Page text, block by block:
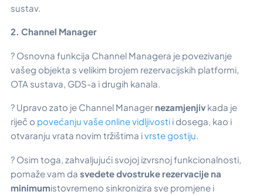
sustav.
2. Channel Manager
? Osnovna funkcija Channel Managera je povezivanje
vašeg objekta s velikim brojem rezervacijskih platformi,
OTA sustava, GDS-a i drugih kanala.
? Upravo zato je Channel Manager nezamjenjiv kada je
riječ o povećanju vaše online vidljivosti i dosega, kao i
otvaranju vrata novim tržištima ivrste gostiju.
? Osim toga, zahvaljujući svojoj izvrsnoj funkcionalnosti,
pomaže vam da svedete dvostruke rezervacije na
minimumistovremeno sinkronizira sve promjene i